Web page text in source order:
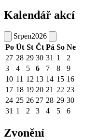
Kalendář akcí
Srpen2026
Po Út St Čt Pá So Ne
27 28 29 30 31 1
2
3
4 5 6 7 8
9
10 11 12 13 14 15 16
17 18 19 20 21 22 23
24 25 26 27 28 29 30
31 1 2 3 4 5 6
Zvonění